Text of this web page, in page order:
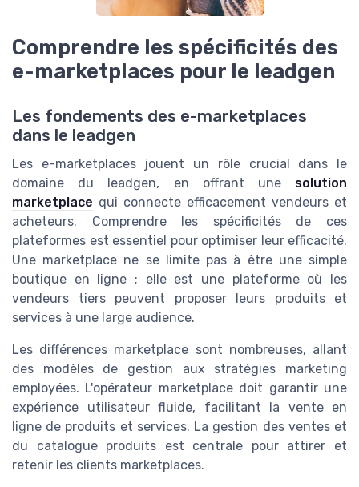
Comprendre les spécificités des
e-marketplaces pour le leadgen
Les fondements des e-marketplaces
dans le leadgen
Les e-marketplaces jouent un rôle crucial dans le
domaine du leadgen, en offrant une solution
marketplace qui connecte efficacement vendeurs et
acheteurs. Comprendre les spécificités de ces
plateformes est essentiel pour optimiser leur efficacité.
Une marketplace ne se limite pas à être une simple
boutique en ligne ; elle est une plateforme où les
vendeurs tiers peuvent proposer leurs produits et
services à une large audience.
Les différences marketplace sont nombreuses, allant
des modèles de gestion aux stratégies marketing
employées. L'opérateur marketplace doit garantir une
expérience utilisateur fluide, facilitant la vente en
ligne de produits et services. La gestion des ventes et
du catalogue produits est centrale pour attirer et
retenir les clients marketplaces.